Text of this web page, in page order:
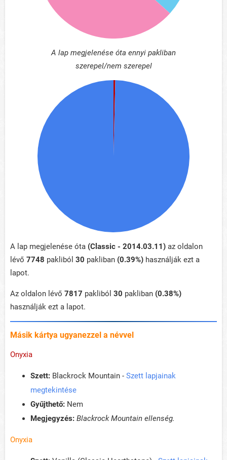
A lap megjelenése óta ennyi pakliban
szerepel/nem szerepel
A lap megjelenése óta (Classic - 2014.03.11) az oldalon
lévő 7748 pakliból 30 pakliban (0.39%) használják ezt a
lapot.
Az oldalon lévő 7817 pakliból 30 pakliban (0.38%)
használják ezt a lapot.
Másik kártya ugyanezzel a névvel
Onyxia
Szett: Blackrock Mountain - Szett lapjainak
megtekintése
Gyűjthető: Nem
Megjegyzés: Blackrock Mountain ellenség.
Onyxia